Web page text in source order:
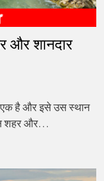
और शानदार
है और इसे उस स्थान
शहर और…